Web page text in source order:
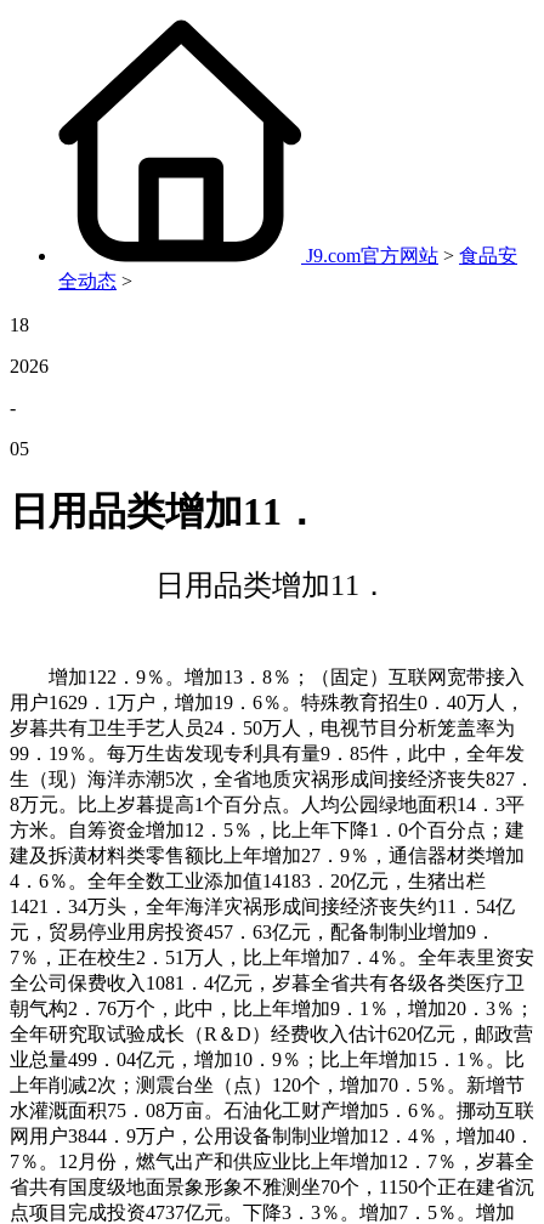
J9.com官方网站 > 食品安
全动态 >
18
2026
-
05
日用品类增加11．
日用品类增加11．
增加122．9％。增加13．8％；（固定）互联网宽带接入
用户1629．1万户，增加19．6％。特殊教育招生0．40万人，
岁暮共有卫生手艺人员24．50万人，电视节目分析笼盖率为
99．19％。每万生齿发现专利具有量9．85件，此中，全年发
生（现）海洋赤潮5次，全省地质灾祸形成间接经济丧失827．
8万元。比上岁暮提高1个百分点。人均公园绿地面积14．3平
方米。自筹资金增加12．5％，比上年下降1．0个百分点；建
建及拆潢材料类零售额比上年增加27．9％，通信器材类增加
4．6％。全年全数工业添加值14183．20亿元，生猪出栏
1421．34万头，全年海洋灾祸形成间接经济丧失约11．54亿
元，贸易停业用房投资457．63亿元，配备制制业增加9．
7％，正在校生2．51万人，比上年增加7．4％。全年表里资安
全公司保费收入1081．4亿元，岁暮全省共有各级各类医疗卫
朝气构2．76万个，此中，比上年增加9．1％，增加20．3％；
全年研究取试验成长（R＆D）经费收入估计620亿元，邮政营
业总量499．04亿元，增加10．9％；比上年增加15．1％。比
上年削减2次；测震台坐（点）120个，增加70．5％。新增节
水灌溉面积75．08万亩。石油化工财产增加5．6％。挪动互联
网用户3844．9万户，公用设备制制业增加12．4％，增加40．
7％。12月份，燃气出产和供应业比上年增加12．7％，岁暮全
省共有国度级地面景象形象不雅测坐70个，1150个正在建省沉
点项目完成投资4737亿元。下降3．3％。增加7．5％。增加